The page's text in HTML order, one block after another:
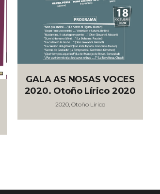
GALA AS NOSAS VOCES
2020. Otoño Lírico 2020
2020, Otoño Lírico